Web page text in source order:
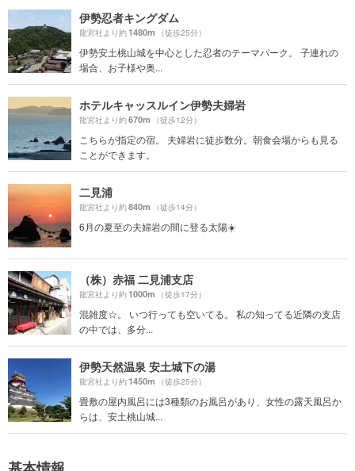
伊勢忍者キングダム
龍宮社より約1480m （徒歩25分）
伊勢安土桃山城を中心とした忍者のテーマパーク。 子連れの
場合、お子様や奥...
ホテルキャッスルイン伊勢夫婦岩
龍宮社より約670m （徒歩12分）
こちらが指定の宿。 夫婦岩に徒歩数分。朝食会場からも見る
ことができます。
二見浦
龍宮社より約840m （徒歩14分）
6月の夏至の夫婦岩の間に登る太陽☀️
（株）赤福 二見浦支店
龍宮社より約1000m （徒歩17分）
混雑度☆。 いつ行っても空いてる。 私の知ってる近隣の支店
の中では、多分...
伊勢天然温泉 安土城下の湯
龍宮社より約1450m （徒歩25分）
畳敷の屋内風呂には3種類のお風呂があり、女性の露天風呂か
らは、安土桃山城...